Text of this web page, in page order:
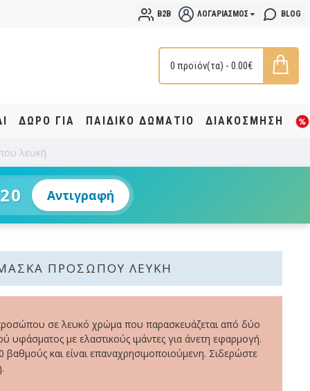
B2B ΛΟΓΑΡΙΑΣΜΌΣ BLOG
0 προϊόν(τα) - 0.00€
ΔΩΡΟ ΓΙΑ ΠΑΙΔΙΚΟ ΔΩΜΑΤΙΟ ΔΙΑΚΟΣΜΗΣΗ
λευκή
Αντιγραφή
ΠΡΟΣΏΠΟΥ ΛΕΥΚΉ
σε λευκό χρώμα που παρασκευάζεται από δύο
υφάσματος με ελαστικούς ιμάντες για άνετη εφαρμογή.
βαθμούς και είναι επαναχρησιμοποιούμενη. Σιδερώστε